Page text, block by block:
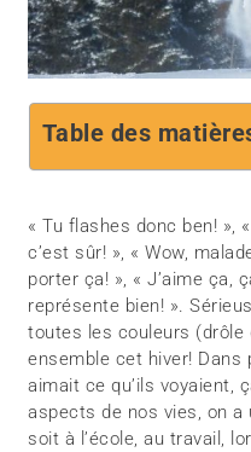
Table des
« Tu flashes donc ben! »,
c’est sûr! », « Wow,
porter ça! », « J’aime ça,
représente bien! ».
toutes les couleurs
ensemble cet hiver! Dans
aimait ce qu’ils voyaient,
aspects de nos vies, on a
soit à l’école, au travail,